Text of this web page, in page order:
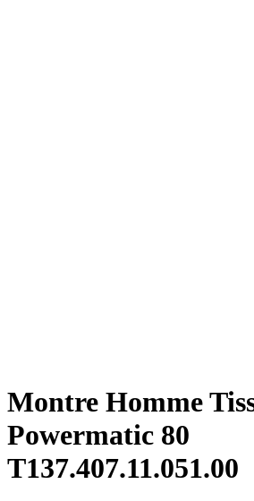
Montre Homme
Powermatic 80
T137.407.11.051.00